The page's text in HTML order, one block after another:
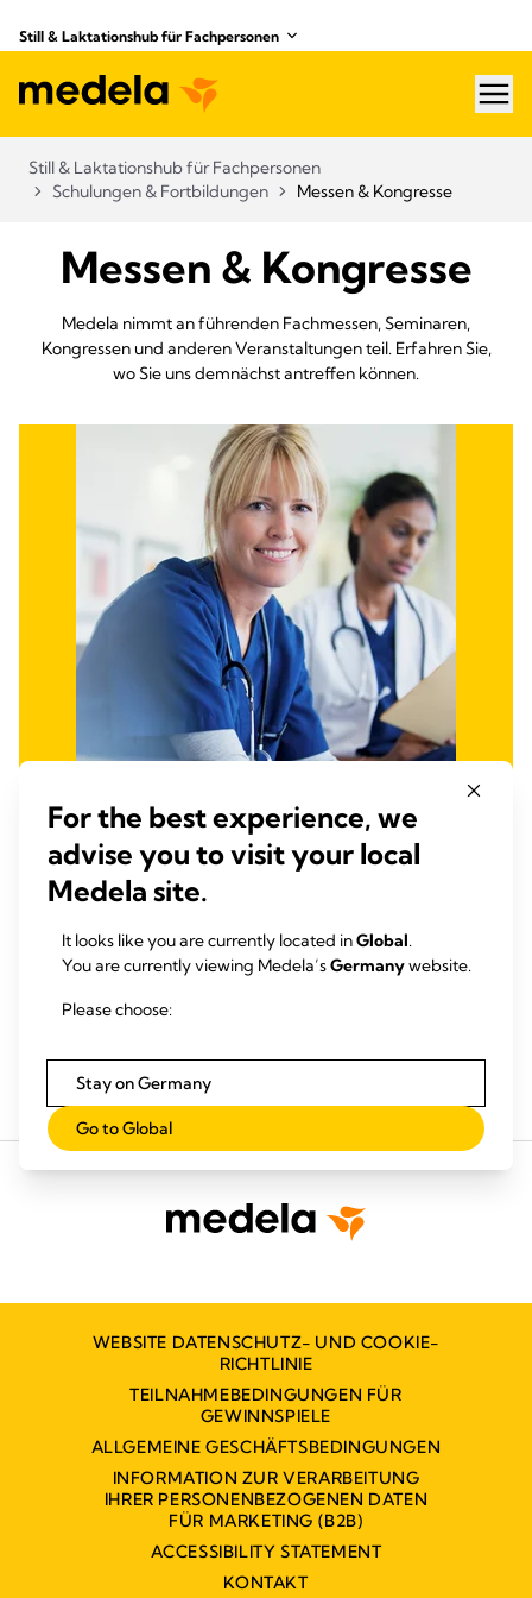
Still & Laktationshub für Fachpersonen
Still & Laktationshub für Fachpersonen
Schulungen & Fortbildungen
Messen & Kongresse
Messen & Kongresse
Medela nimmt an führenden Fachmessen, Seminaren,
Kongressen und anderen Veranstaltungen teil. Erfahren Sie,
wo Sie uns demnächst antreffen können.
Medela University
Die Medela University bietet kostenlose Online-Kurse zum
anerkannt und Sie erhalten nach Abschluss des Kurses ein
Zertifikat.
Medela university
WEBSITE DATENSCHUTZ- UND COOKIE-
RICHTLINIE
TEILNAHMEBEDINGUNGEN FÜR
GEWINNSPIELE
ALLGEMEINE GESCHÄFTSBEDINGUNGEN
INFORMATION ZUR VERARBEITUNG
IHRER PERSONENBEZOGENEN DATEN
FÜR MARKETING (B2B)
ACCESSIBILITY STATEMENT
KONTAKT
For the best experience, we
advise you to visit your local
Medela site.
It looks like you are currently located inGlobal.
You are currently viewing Medela’sGermanywebsite.
Please choose:
Stay on Germany
Go to Global